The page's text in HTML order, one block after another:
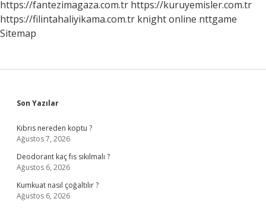
https://fantezimagaza.com.tr https://kuruyemisler.com.tr
https://filintahaliyikama.com.tr knight online nttgame
Sitemap
Sidebar
Son Yazılar
Kıbrıs nereden koptu ?
Ağustos 7, 2026
Deodorant kaç fıs sıkılmalı ?
Ağustos 6, 2026
Kumkuat nasıl çoğaltılır ?
Ağustos 6, 2026